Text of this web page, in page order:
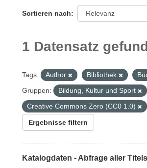
Sortieren nach
1 Datensatz
Tags: Author Bibliothek
Gruppen:
Bildung, Kultur und Sport
Creative Commons Zero (CC0 1.0)
Ergebnisse filtern
Katalogdaten - Abfrage aller